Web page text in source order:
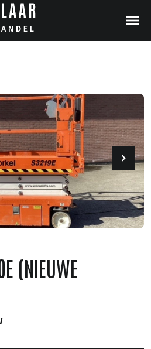
(NIEUWE